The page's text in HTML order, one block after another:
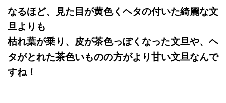
なるほど、見た目が黄色くヘタの付いた綺麗な文
旦よりも
枯れ葉が乗り、皮が茶色っぽくなった文旦や、ヘ
タがとれた茶色いものの方がより甘い文旦なんで
すね！